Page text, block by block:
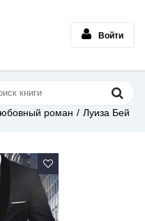
Войти
роман Луиза Бей